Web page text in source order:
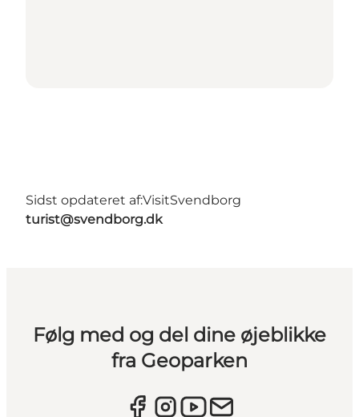
Sidst opdateret af:VisitSvendborg
turist@svendborg.dk
Følg med og del dine øjeblikke
fra Geoparken